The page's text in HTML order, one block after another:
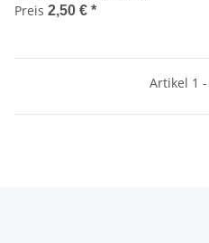
Preis 2,50 € *
Artikel 1 -